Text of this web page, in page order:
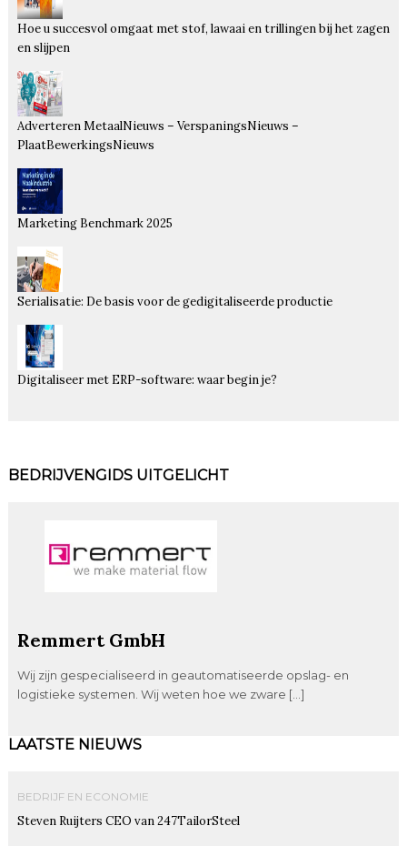
Hoe u succesvol omgaat met stof, lawaai en trillingen bij het zagen
en slijpen
Adverteren MetaalNieuws – VerspaningsNieuws –
PlaatBewerkingsNieuws
Marketing Benchmark 2025
Serialisatie: De basis voor de gedigitaliseerde productie
Digitaliseer met ERP-software: waar begin je?
BEDRIJVENGIDS UITGELICHT
Remmert GmbH
Wij zijn gespecialiseerd in geautomatiseerde opslag- en
logistieke systemen. Wij weten hoe we zware […]
LAATSTE NIEUWS
BEDRIJF EN ECONOMIE
Steven Ruijters CEO van 247TailorSteel